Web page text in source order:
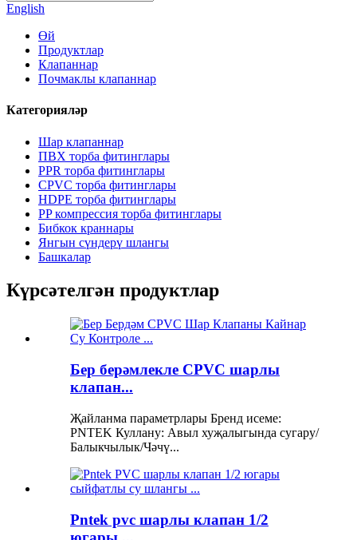
English
Өй
Продуктлар
Клапаннар
Почмаклы клапаннар
Категорияләр
Шар клапаннар
ПВХ торба фитинглары
PPR торба фитинглары
CPVC торба фитинглары
HDPE торба фитинглары
PP компрессия торба фитинглары
Бибкок краннары
Янгын сүндерү шлангы
Башкалар
Күрсәтелгән продуктлар
Бер берәмлекле CPVC шарлы
клапан...
Җайланма параметрлары Бренд исеме:
PNTEK Куллану: Авыл хуҗалыгында сугару/
Балыкчылык/Чәчү...
Pntek pvc шарлы клапан 1/2